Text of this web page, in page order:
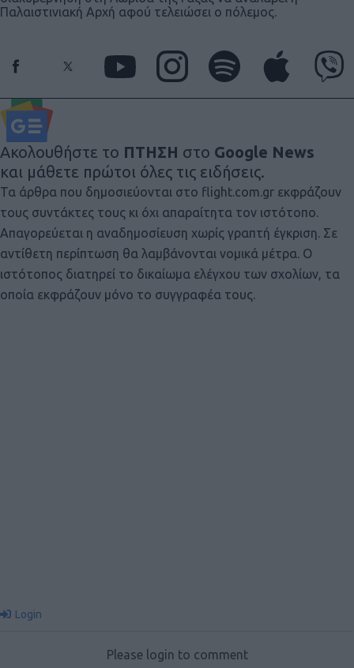
Παλαιστινιακή Αρχή αφού τελειώσει ο πόλεμος.
Ακολουθήστε το ΠΤΗΣΗ στο Google News
και μάθετε πρώτοι όλες τις ειδήσεις.
Τα άρθρα που δημοσιεύονται στο flight.com.gr εκφράζουν
τους συντάκτες τους κι όχι απαραίτητα τον ιστότοπο.
Απαγορεύεται η αναδημοσίευση χωρίς γραπτή έγκριση. Σε
αντίθετη περίπτωση θα λαμβάνονται νομικά μέτρα. Ο
ιστότοπος διατηρεί το δικαίωμα ελέγχου των σχολίων, τα
οποία εκφράζουν μόνο το συγγραφέα τους.
Login
Please login to comment